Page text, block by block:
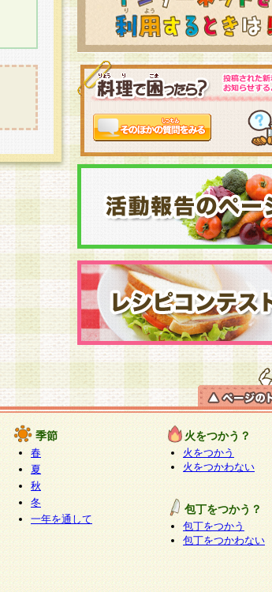
季節
春
夏
秋
冬
一年を通して
火をつかう？
火をつかう
火をつかわない
包丁をつかう？
包丁をつかう
包丁をつかわない